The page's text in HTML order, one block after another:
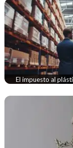
El impuesto al